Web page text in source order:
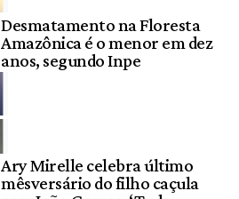
Desmatamento na Floresta
Amazônica é o menor em dez
anos, segundo Inpe
Ary Mirelle celebra último
mêsversário do filho caçula